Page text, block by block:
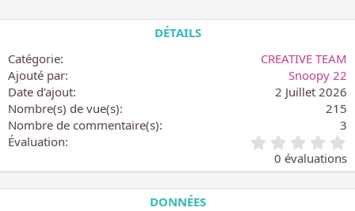
r
c
t
i
o
n
:
DÉTAILS
Catégorie
CREATIVE TEAM
Ajouté par
Snoopy 22
Date d’ajout
2 Juillet 2026
Nombre(s) de vue(s)
215
Nombre de commentaire(s)
3
Évaluation
.
0
0
0 évaluations
DONNÉES